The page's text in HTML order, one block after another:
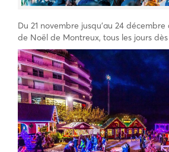
Du 21 novembre jusqu’au 24 décembre
de Noël de Montreux, tous les jours dès